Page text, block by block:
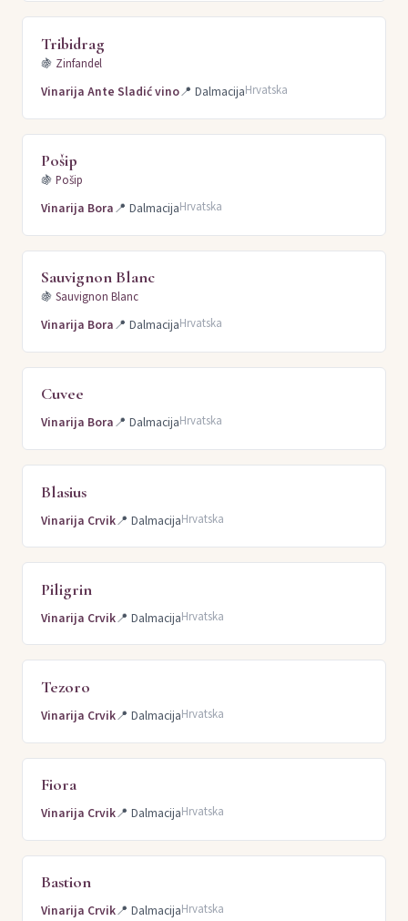
Tribidrag
🍇 Zinfandel
Vinarija Ante Sladić vino📍 DalmacijaHrvatska
Pošip
🍇 Pošip
Vinarija Bora📍 DalmacijaHrvatska
Sauvignon Blanc
🍇 Sauvignon Blanc
Vinarija Bora📍 DalmacijaHrvatska
Cuvee
Vinarija Bora📍 DalmacijaHrvatska
Blasius
Vinarija Crvik📍 DalmacijaHrvatska
Piligrin
Vinarija Crvik📍 DalmacijaHrvatska
Tezoro
Vinarija Crvik📍 DalmacijaHrvatska
Fiora
Vinarija Crvik📍 DalmacijaHrvatska
Bastion
Vinarija Crvik📍 DalmacijaHrvatska